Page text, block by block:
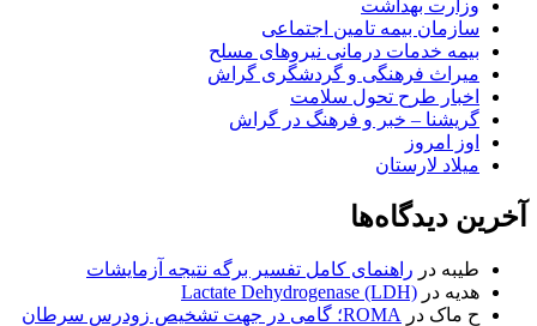
بهداشت
بیمه تامین اجتماعی
خدمات درمانی نیروهای مسلح
فرهنگی و گردشگری گراش
طرح تحول سلامت
– خبر و فرهنگ در گراش
امروز
لارستان
دیدگاه‌ها
درراهنمای کامل تفسیر برگه نتیجه آزمایشات
در Lactate Dehydrogenase (LDH)
ماک در
ROMA؛ گامی در جهت تشخیص زودرس سرطان